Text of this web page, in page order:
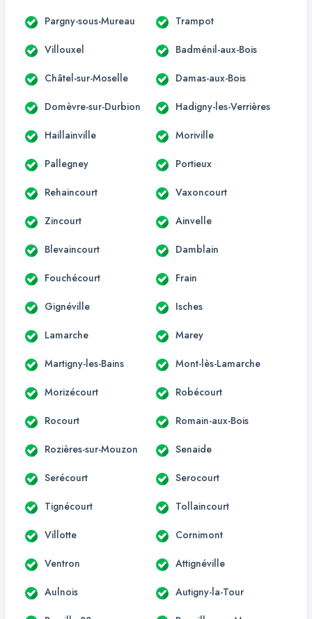
Pargny-sous-Mureau Trampot
Villouxel Badménil-aux-Bois
Châtel-sur-Moselle Damas-aux-Bois
Domèvre-sur-Durbion Hadigny-les-Verrières
Haillainville Moriville
Pallegney Portieux
Rehaincourt Vaxoncourt
Zincourt Ainvelle
Blevaincourt Damblain
Fouchécourt Frain
Gignéville Isches
Lamarche Marey
Martigny-les-Bains Mont-lès-Lamarche
Morizécourt Robécourt
Rocourt Romain-aux-Bois
Rozières-sur-Mouzon Senaide
Serécourt Serocourt
Tignécourt Tollaincourt
Villotte Cornimont
Ventron Attignéville
Aulnois Autigny-la-Tour